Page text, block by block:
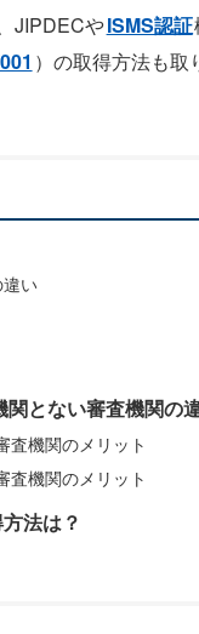
JIPDECやISMS認証
）の取得方法も取
い
とない審査機関の
査機関のメリット
査機関のメリット
法は？